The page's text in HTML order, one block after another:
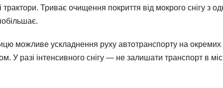
трактори. Триває очищення покриття від мокрого снігу з
можливе ускладнення руху автотранспорту на окремих
разі інтенсивного снігу — не залишати транспорт в